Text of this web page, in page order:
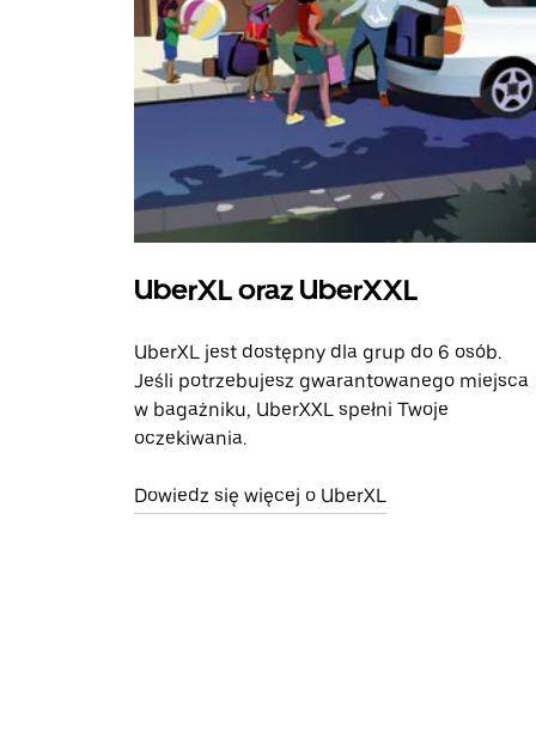
UberXL oraz UberXXL
UberXL jest dostępny dla grup do 6 osób.
Jeśli potrzebujesz gwarantowanego miejsca
w bagażniku, UberXXL spełni Twoje
oczekiwania.
Dowiedz się więcej o UberXL